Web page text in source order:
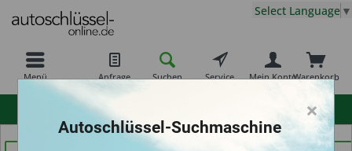
Menü Anfrage Suchen Service Warenkorb
Mein Konto
Select Language ▼
×
Autoschlüssel-Suchmaschine